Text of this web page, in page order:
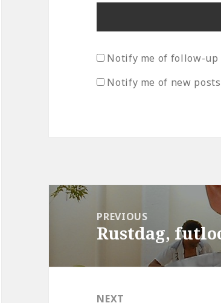
Notify me of follow-up
Notify me of new
Post
navigationPREVIOUS
Previous
Rustdag,
NEXT